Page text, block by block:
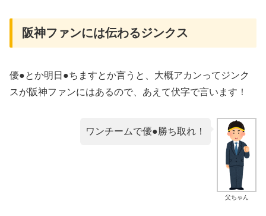
阪神ファンには伝わるジンクス
優●とか明日●ちますとか言うと、大概アカンってジンク
スが阪神ファンにはあるので、あえて伏字で言います！
父ちゃん
ワンチームで優●勝ち取れ！